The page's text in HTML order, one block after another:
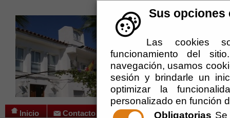
Sus opciones
Las cookies
funcionamiento del
navegación, usamos
sesión y brindarle un
optimizar la
personalizado en función
Obligatorias
Inicio Contacto